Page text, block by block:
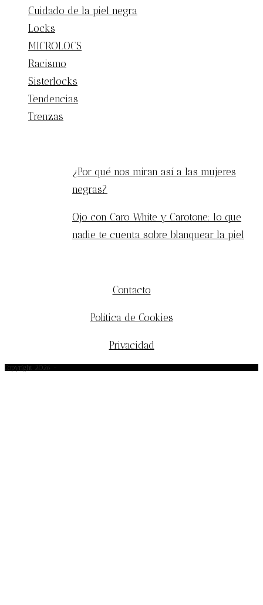
Cuidado de la piel negra
Locks
MICROLOCS
Racismo
Sisterlocks
Tendencias
Trenzas
¿Por qué nos miran así a las mujeres
negras?
Ojo con Caro White y Carotone: lo que
nadie te cuenta sobre blanquear la piel
Contacto
Política de Cookies
Privacidad
Copyright 2026 -